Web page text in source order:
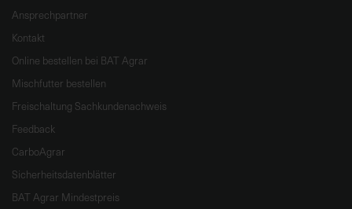
Ansprechpartner
Kontakt
Online bestellen bei BAT Agrar
Mischfutter bestellen
Freischaltung Sachkundenachweis
Feedback
CarboAgrar
Sicherheitsdatenblätter
BAT Agrar Mindestpreis